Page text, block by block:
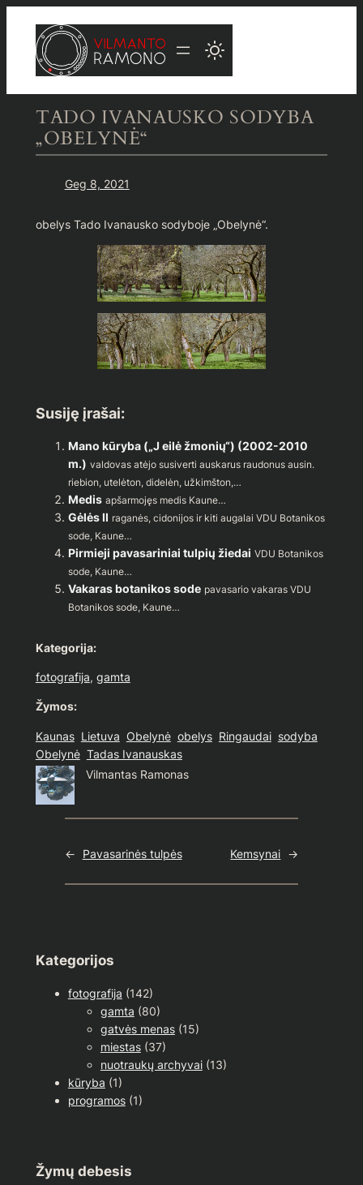
turinio
TADO IVANAUSKO SODYBA
„OBELYNĖ“
Geg 8, 2021
obelys Tado Ivanausko sodyboje „Obelynė“.
Susiję įrašai:
Mano kūryba („J eilė žmonių“) (2002-2010
m.) valdovas atėjo susiverti auskarus raudonus ausin.
riebion, utelėton, didelėn, užkimšton,…
Medis apšarmojęs medis Kaune…
Gėlės II raganės, cidonijos ir kiti augalai VDU Botanikos
sode, Kaune…
Pirmieji pavasariniai tulpių žiedai VDU Botanikos
sode, Kaune…
Vakaras botanikos sode pavasario vakaras VDU
Botanikos sode, Kaune…
Kategorija:
fotografija, gamta
Žymos:
Kaunas Lietuva Obelynė obelys Ringaudai sodyba
Obelynė Tadas Ivanauskas
Vilmantas Ramonas
← Pavasarinės tulpės Kemsynai →
Kategorijos
fotografija (142)
gamta (80)
gatvės menas(15)
miestas(37)
nuotraukų archyvai(13)
kūryba (1)
programos(1)
Žymų debesis